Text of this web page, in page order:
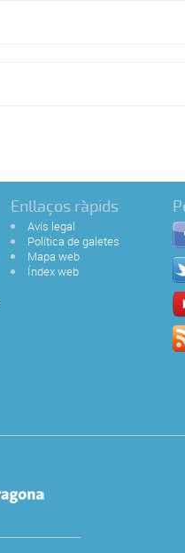
Enllaços ràpids
Avís legal
Política de galetes
Mapa web
Índex web